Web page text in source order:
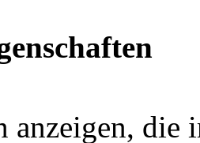
anzeigen, die